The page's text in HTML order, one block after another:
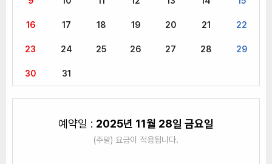
16 17 18 19 20 21 22
23 24 25 26 27 28 29
30 31
예약일 : 2025년 11월 28일 금요일
(주말) 요금이 적용됩니다.